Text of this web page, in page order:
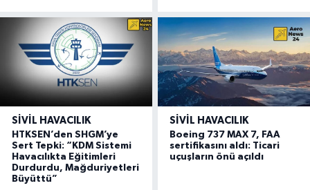
SIVIL HAVACILIK
HTKSEN’den SHGM’ye
Sert Tepki: “KDM Sistemi
Havacılıkta Eğitimleri
Durdurdu, Mağduriyetleri
Büyüttü”
SIVIL HAVACILIK
Boeing 737 MAX 7, FAA
sertifikasını aldı: Ticari
uçuşların önü açıldı